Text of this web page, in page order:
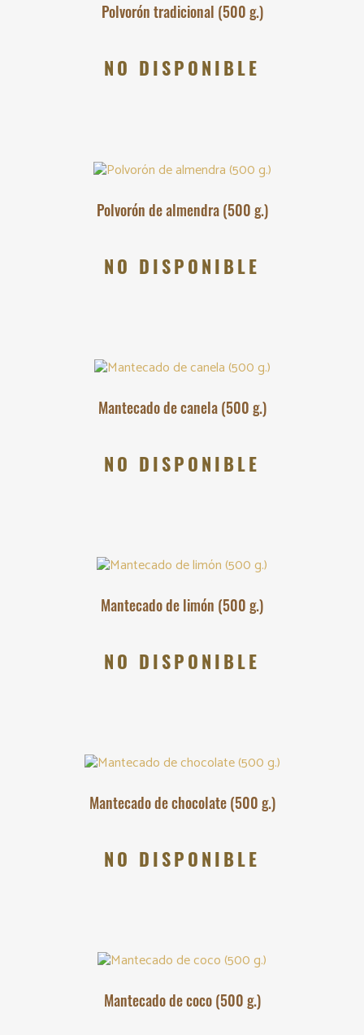
Polvorón tradicional (500 g.)
NO DISPONIBLE
Polvorón de almendra (500 g.)
NO DISPONIBLE
Mantecado de canela (500 g.)
NO DISPONIBLE
Mantecado de limón (500 g.)
NO DISPONIBLE
Mantecado de chocolate (500 g.)
NO DISPONIBLE
Mantecado de coco (500 g.)